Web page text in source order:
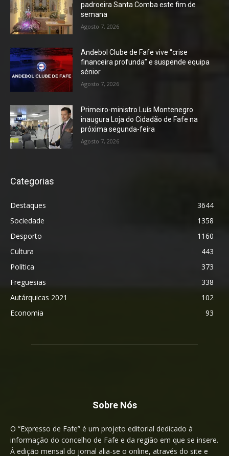
padroeira Santa Comba este fim de
semana
Agosto 7, 2026
Andebol Clube de Fafe vive “crise
financeira profunda” e suspende equipa
sénior
Agosto 7, 2026
Primeiro-ministro Luís Montenegro
inaugura Loja do Cidadão de Fafe na
próxima segunda-feira
Agosto 7, 2026
Categorias
Destaques
3644
Sociedade
1358
Desporto
1160
Cultura
443
Política
373
Freguesias
338
Autárquicas 2021
102
Economia
93
Sobre Nós
O “Expresso de Fafe” é um projeto editorial dedicado à
informação do concelho de Fafe e da região em que se insere.
À edição mensal do jornal alia-se o online, através do site e